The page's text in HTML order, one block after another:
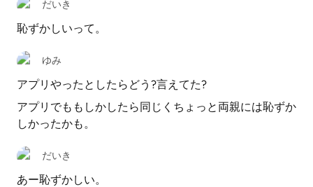
だいき
恥ずかしいって。
ゆみ
アプリやったとしたらどう?言えてた?
アプリでももしかしたら同じくちょっと両親には恥ずか
しかったかも。
だいき
あー恥ずかしい。